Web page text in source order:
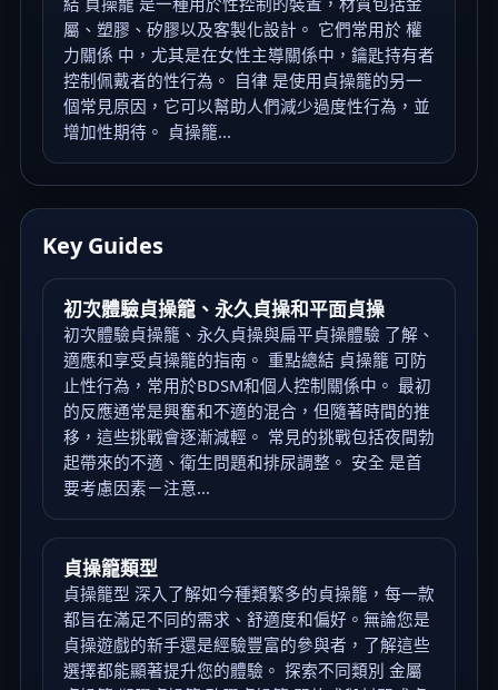
屬、塑膠、矽膠以及客製化設計。 它們常用於 權
力關係 中，尤其是在女性主導關係中，鑰匙持有者
控制佩戴者的性行為。 自律 是使用貞操籠的另一
個常見原因，它可以幫助人們減少過度性行為，並
增加性期待。 貞操籠...
Key Guides
初次體驗貞操籠、永久貞操和平面貞操
初次體驗貞操籠、永久貞操與扁平貞操體驗 了解、
適應和享受貞操籠的指南。 重點總結 貞操籠 可防
止性行為，常用於BDSM和個人控制關係中。 最初
的反應通常是興奮和不適的混合，但隨著時間的推
移，這些挑戰會逐漸減輕。 常見的挑戰包括夜間勃
起帶來的不適、衛生問題和排尿調整。 安全 是首
要考慮因素－注意...
貞操籠類型
貞操籠型 深入了解如今種類繁多的貞操籠，每一款
都旨在滿足不同的需求、舒適度和偏好。無論您是
貞操遊戲的新手還是經驗豐富的參與者，了解這些
選擇都能顯著提升您的體驗。 探索不同類別 金屬